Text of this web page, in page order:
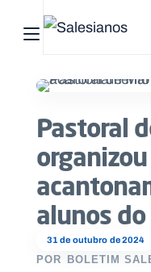
Abrir menu principal
31 de outubro de 2024
Pastoral
organizou
alunos do
POR BOLETIM
Pesquisar
Início
Quem
somos
O
que